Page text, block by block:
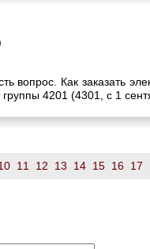
вопрос. Как заказать
4201 (4301, с 1
11 12 13 14 15 16 17